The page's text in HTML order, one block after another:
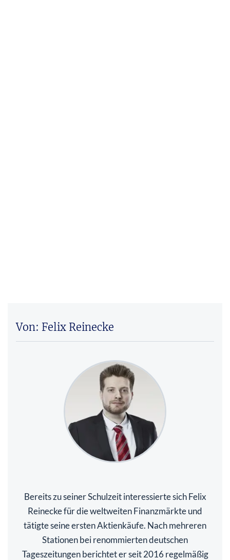
Von: Felix Reinecke
Bereits zu seiner Schulzeit interessierte sich Felix
Reinecke für die weltweiten Finanzmärkte und
tätigte seine ersten Aktienkäufe. Nach mehreren
Stationen bei renommierten deutschen
Tageszeitungen berichtet er seit 2016 regelmäßig